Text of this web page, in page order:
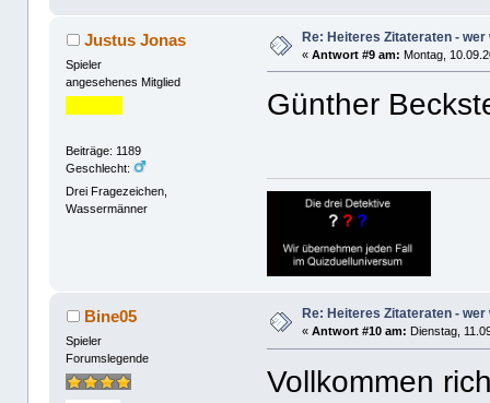
Justus Jonas
Spieler
angesehenes Mitglied
Beiträge: 1189
Geschlecht:
Drei Fragezeichen,
Wassermänner
Re: Heiteres Zitateraten -
«Antwort #9 am: Montag,
Günther
Bine05
Spieler
Forumslegende
Re: Heiteres Zitateraten -
«Antwort #10 am: Dienstag,
Vollkommen